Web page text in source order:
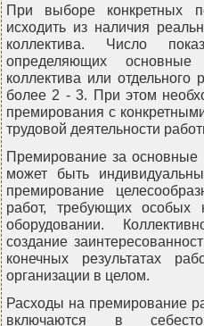
При выборе конкретных
исходить из наличия
коллектива. Число
определяющих основные
коллектива или
более 2 - 3. При этом
премирования с
трудовой деятельности
Премирование за основные
может быть
премирование
работ, требующих особых
оборудовании.
создание
конечных результатах
организации в целом.
Расходы на премирование
включаются в